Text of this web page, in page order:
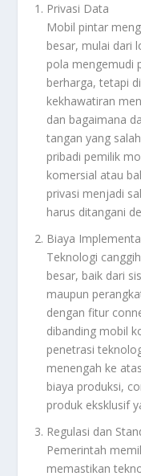
Privasi Data
Mobil pintar
besar, mulai dari
pola mengemudi
berharga, tetapi
kekhawatiran
dan bagaimana
tangan yang
pribadi pemilik
komersial atau
privasi menjadi
harus ditangani
Biaya
Teknologi
besar, baik dari
maupun
dengan fitur
dibanding mobil
penetrasi
menengah ke
biaya produksi,
produk eksklusif
Regulasi dan
Pemerintah
memastikan